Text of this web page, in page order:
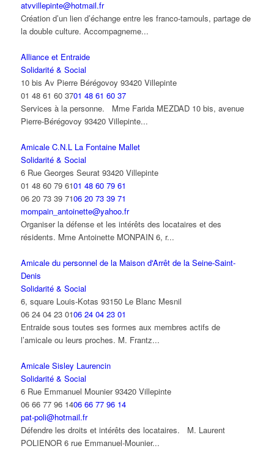
atvvillepinte@hotmail.fr
Création d’un lien d’échange entre les franco-tamouls, partage de
la double culture. Accompagneme...
Alliance et Entraide
Solidarité & Social
10 bis Av Pierre Bérégovoy 93420 Villepinte
01 48 61 60 3701 48 61 60 37
Services à la personne. Mme Farida MEZDAD 10 bis, avenue
Pierre-Bérégovoy 93420 Villepinte...
Amicale C.N.L La Fontaine Mallet
Solidarité & Social
6 Rue Georges Seurat 93420 Villepinte
01 48 60 79 6101 48 60 79 61
06 20 73 39 7106 20 73 39 71
mompain_antoinette@yahoo.fr
Organiser la défense et les intérêts des locataires et des
résidents. Mme Antoinette MONPAIN 6, r...
Amicale du personnel de la Maison d'Arrêt de la Seine-Saint-
Denis
Solidarité & Social
6, square Louis-Kotas 93150 Le Blanc Mesnil
06 24 04 23 0106 24 04 23 01
Entraide sous toutes ses formes aux membres actifs de
l’amicale ou leurs proches. M. Frantz...
Amicale Sisley Laurencin
Solidarité & Social
6 Rue Emmanuel Mounier 93420 Villepinte
06 66 77 96 1406 66 77 96 14
pat-poli@hotmail.fr
Défendre les droits et intérêts des locataires. M. Laurent
POLIENOR 6 rue Emmanuel-Mounier...